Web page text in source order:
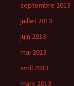
septembre 2013
juillet 2013
juin 2013
mai 2013
avril 2013
mars 2013